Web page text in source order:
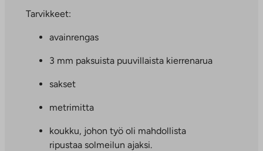
Tarvikkeet:
avainrengas
3 mm paksuista puuvillaista kierrenarua
sakset
metrimitta
koukku, johon työ oli mahdollista
ripustaa solmeilun ajaksi.